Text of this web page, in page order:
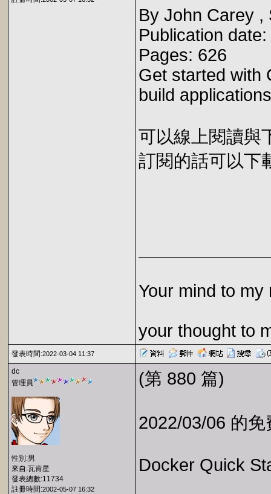
By John Carey ,
Publication
Pages: 626
Get started with
build
可以線上閱讀與
訂閱的話可以下
Your mind to my
your thought to
發表時間:2022-03-04 11:37
dc
管理員
性別:男
來自:瓦肯星
發表總數:11734
註冊時間:2002-05-07 16:32
(第 880 篇)
2022/03/06 的
Docker Quick